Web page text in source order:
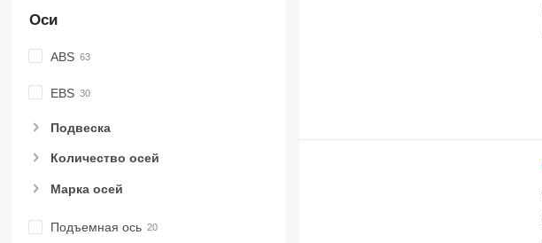
Оси
ABS
EBS
Подвеска
Количество осей
Марка осей
Подъемная ось